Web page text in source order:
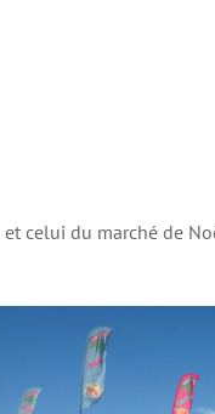
celui du marché de